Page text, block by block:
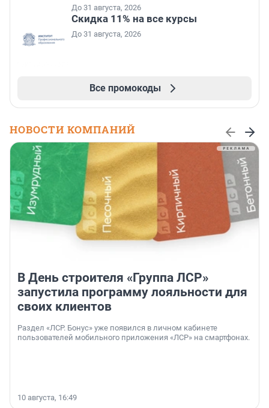
До 31 августа, 2026
Скидка 11% на все курсы
До 31 августа, 2026
Все промокоды
НОВОСТИ КОМПАНИЙ
В День строителя «Группа ЛСР»
запустила программу лояльности для
своих клиентов
Раздел «ЛСР. Бонус» уже появился в личном кабинете
пользователей мобильного приложения «ЛСР» на смартфонах.
10 августа, 16:49